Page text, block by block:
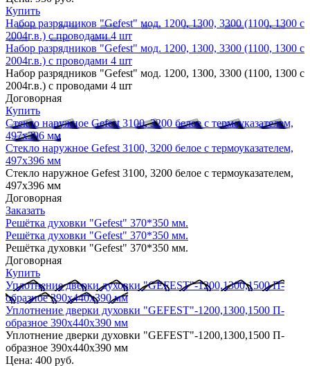
Купить
Набор разрядников "Gefest" мод. 1200, 1300, 3300 (1100, 1300 с
2004г.в.) с проводами 4 шт
Набор разрядников "Gefest" мод. 1200, 1300, 3300 (1100, 1300 с
2004г.в.) с проводами 4 шт
Набор разрядников "Gefest" мод. 1200, 1300, 3300 (1100, 1300 с
2004г.в.) с проводами 4 шт
Договорная
Купить
Стекло наружное Gefest 3100, 3200 белое с термоуказателем,
497х396 мм
Стекло наружное Gefest 3100, 3200 белое с термоуказателем,
497х396 мм
Стекло наружное Gefest 3100, 3200 белое с термоуказателем,
497х396 мм
Договорная
Заказать
Решётка духовки "Gefest" 370*350 мм.
Решётка духовки "Gefest" 370*350 мм.
Решётка духовки "Gefest" 370*350 мм.
Договорная
Купить
Уплотнение дверки духовки "GEFEST"-1200,1300,1500 П-
образное 390х440х390 мм
Уплотнение дверки духовки "GEFEST"-1200,1300,1500 П-
образное 390х440х390 мм
Уплотнение дверки духовки "GEFEST"-1200,1300,1500 П-
образное 390х440х390 мм
Цена: 400 руб.